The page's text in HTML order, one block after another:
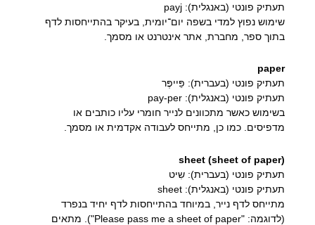
תעתיק פונטי (באנגלית): payj
שימוש נפוץ למדי בשפה יום־יומית, בעיקר בהתייחסות לדף
בתוך ספר, מחברת, אתר אינטרנט או מסמך.
paper
תעתיק פונטי (בעברית): פֵּייפֶּר
תעתיק פונטי (באנגלית): pay-per
בשימוש כאשר מתכוונים לנייר חומרי עליו כותבים או
מדפיסים. כמו כן, מתייחס לעבודה אקדמית או מסמך.
sheet (sheet of paper)
תעתיק פונטי (בעברית): שִיט
תעתיק פונטי (באנגלית): sheet
מתייחס לדף נייר, במיוחד בהתייחסות לדף יחיד בנפרד
(לדוגמה: "Please pass me a sheet of paper"). מתאים